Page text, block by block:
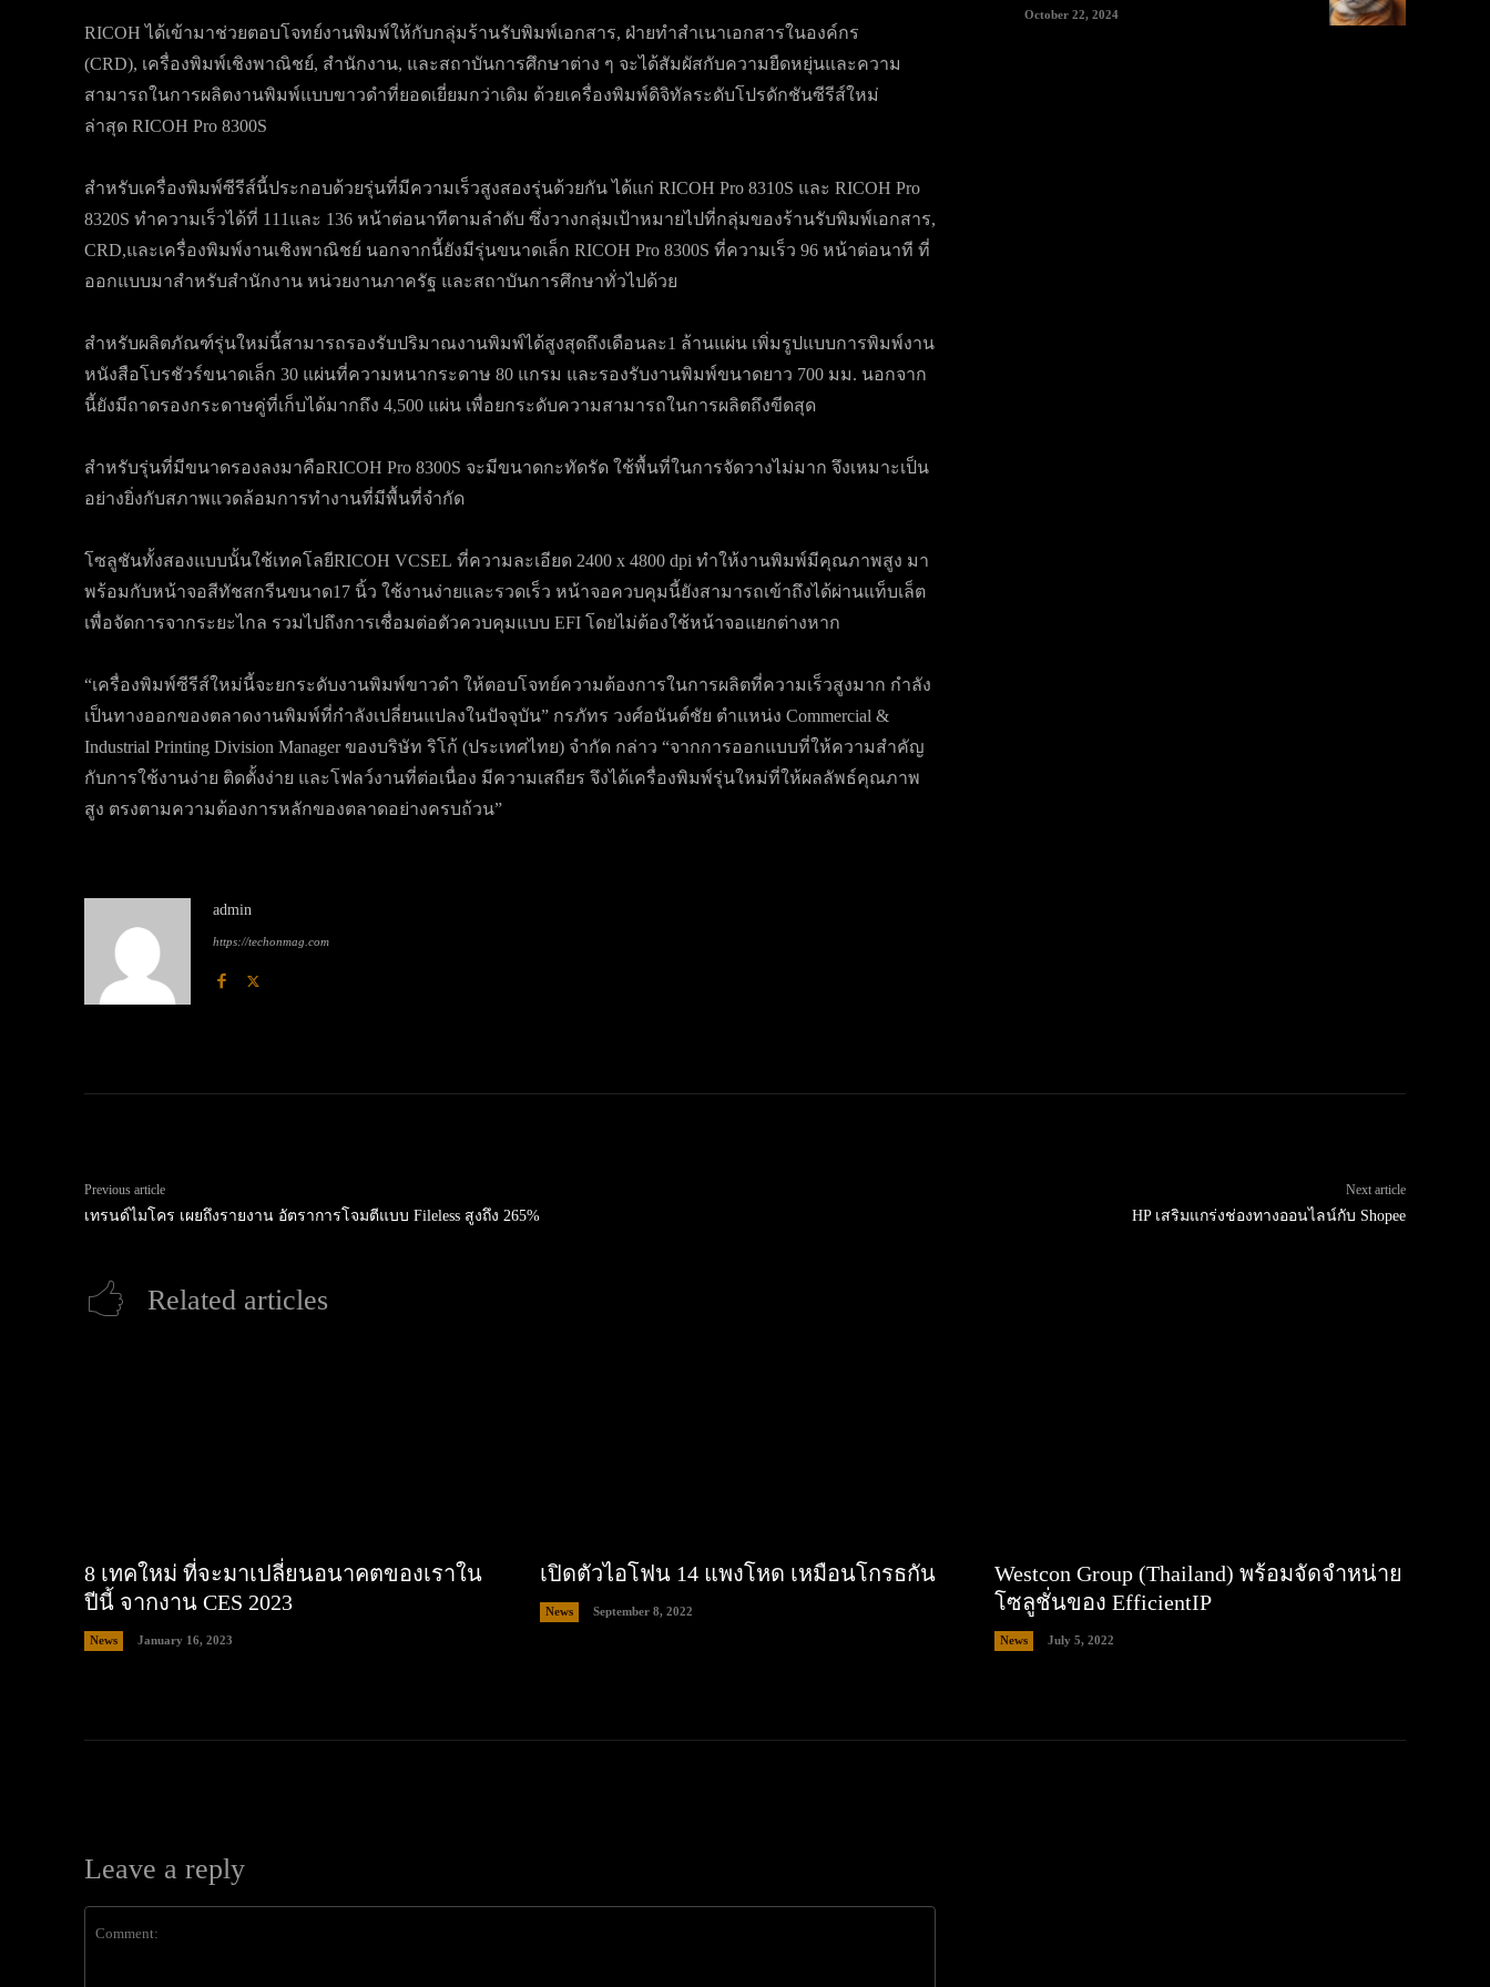
RICOH ได้เข้ามาช่วยตอบโจทย์งานพิมพ์ให้กับกลุ่มร้านรับพิมพ์เอกสาร, ฝ่ายทำสำเนาเอกสารในองค์กร
(CRD), เครื่องพิมพ์เชิงพาณิชย์, สำนักงาน, และสถาบันการศึกษาต่าง ๆ จะได้สัมผัสกับความยืดหยุ่นและความ
สามารถในการผลิตงานพิมพ์แบบขาวดำที่ยอดเยี่ยมกว่าเดิม ด้วยเครื่องพิมพ์ดิจิทัลระดับโปรดักชันซีรีส์ใหม่
ล่าสุด RICOH Pro 8300S
สำหรับเครื่องพิมพ์ซีรีส์นี้ประกอบด้วยรุ่นที่มีความเร็วสูงสองรุ่นด้วยกัน ได้แก่ RICOH Pro 8310S และ RICOH Pro
8320S ทำความเร็วได้ที่ 111และ 136 หน้าต่อนาทีตามลำดับ ซึ่งวางกลุ่มเป้าหมายไปที่กลุ่มของร้านรับพิมพ์เอกสาร,
CRD,และเครื่องพิมพ์งานเชิงพาณิชย์ นอกจากนี้ยังมีรุ่นขนาดเล็ก RICOH Pro 8300S ที่ความเร็ว 96 หน้าต่อนาที ที่
ออกแบบมาสำหรับสำนักงาน หน่วยงานภาครัฐ และสถาบันการศึกษาทั่วไปด้วย
สำหรับผลิตภัณฑ์รุ่นใหม่นี้สามารถรองรับปริมาณงานพิมพ์ได้สูงสุดถึงเดือนละ1 ล้านแผ่น เพิ่มรูปแบบการพิมพ์งาน
หนังสือโบรชัวร์ขนาดเล็ก 30 แผ่นที่ความหนากระดาษ 80 แกรม และรองรับงานพิมพ์ขนาดยาว 700 มม. นอกจาก
นี้ยังมีถาดรองกระดาษคู่ที่เก็บได้มากถึง 4,500 แผ่น เพื่อยกระดับความสามารถในการผลิตถึงขีดสุด
สำหรับรุ่นที่มีขนาดรองลงมาคือRICOH Pro 8300S จะมีขนาดกะทัดรัด ใช้พื้นที่ในการจัดวางไม่มาก จึงเหมาะเป็น
อย่างยิ่งกับสภาพแวดล้อมการทำงานที่มีพื้นที่จำกัด
โซลูชันทั้งสองแบบนั้นใช้เทคโลยีRICOH VCSEL ที่ความละเอียด 2400 x 4800 dpi ทำให้งานพิมพ์มีคุณภาพสูง มา
พร้อมกับหน้าจอสีทัชสกรีนขนาด17 นิ้ว ใช้งานง่ายและรวดเร็ว หน้าจอควบคุมนี้ยังสามารถเข้าถึงได้ผ่านแท็บเล็ต
เพื่อจัดการจากระยะไกล รวมไปถึงการเชื่อมต่อตัวควบคุมแบบ EFI โดยไม่ต้องใช้หน้าจอแยกต่างหาก
“เครื่องพิมพ์ซีรีส์ใหม่นี้จะยกระดับงานพิมพ์ขาวดำ ให้ตอบโจทย์ความต้องการในการผลิตที่ความเร็วสูงมาก กำลัง
เป็นทางออกของตลาดงานพิมพ์ที่กำลังเปลี่ยนแปลงในปัจจุบัน” กรภัทร วงศ์อนันต์ชัย ตำแหน่ง Commercial &
Industrial Printing Division Manager ของบริษัท ริโก้ (ประเทศไทย) จำกัด กล่าว “จากการออกแบบที่ให้ความสำคัญ
กับการใช้งานง่าย ติดตั้งง่าย และโฟลว์งานที่ต่อเนื่อง มีความเสถียร จึงได้เครื่องพิมพ์รุ่นใหม่ที่ให้ผลลัพธ์คุณภาพ
สูง ตรงตามความต้องการหลักของตลาดอย่างครบถ้วน”
admin
https://techonmag.com
October 22, 2024
Previous article
เทรนด์ไมโคร เผยถึงรายงาน อัตราการโจมตีแบบ Fileless สูงถึง 265%
Next article
HP เสริมแกร่งช่องทางออนไลน์กับ Shopee
Related articles
8 เทคใหม่ ที่จะมาเปลี่ยนอนาคตของเราใน
ปีนี้ จากงาน CES 2023
News January 16, 2023
เปิดตัวไอโฟน 14 แพงโหด เหมือนโกรธกัน
News September 8, 2022
Westcon Group (Thailand) พร้อมจัดจำหน่าย
โซลูชั่นของ EfficientIP
News July 5, 2022
Leave a reply